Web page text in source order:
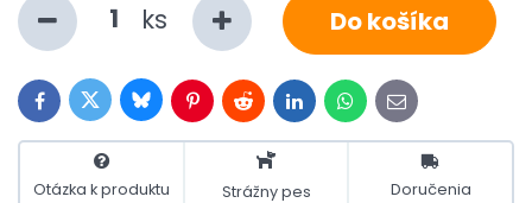
ks Do košíka
FacebookTwitterBlueskyPinterestRedditLinkedInWhatsApp
E-
mail
Otázka k produktu Strážny pes Doručenia